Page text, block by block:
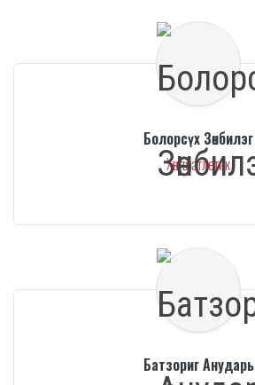
Болорсүх Зөнбилэг
Хөнгөн атлетик
Батзориг Анударь